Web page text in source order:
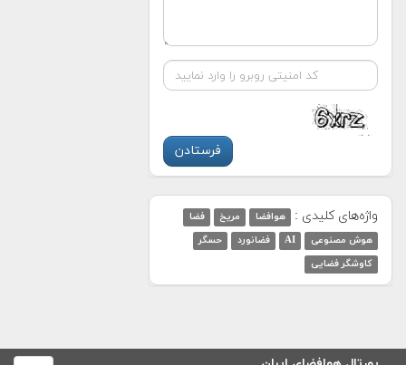
واژه‌های کلیدی : هوافضا مریخ
فضا
هوش مصنوعی
AI فضانورد
حسگر
کاوشگر فضایی